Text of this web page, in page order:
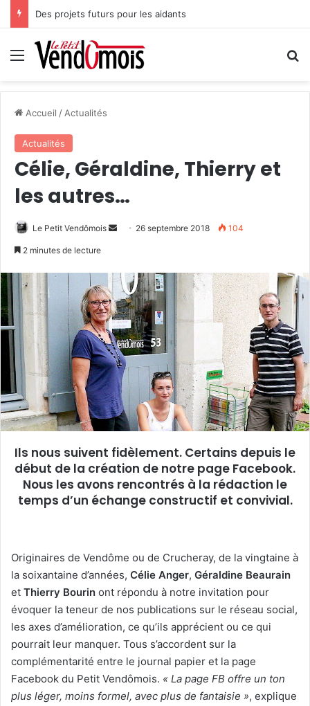
Des projets futurs pour les aidants
Menu
Accueil / Actualités
Actualités
Célie, Géraldine, Thierry et
les autres…
Le Petit Vendômois
o
y
e
r
u
n
c
o
u
r
26 septembre 2018 104
2 minutes de lecture
Ils nous suivent fidèlement. Certains depuis le
début de la création de notre page Facebook.
Nous les avons rencontrés à la rédaction le
temps d’un échange constructif et convivial.
Originaires de Vendôme ou de Crucheray, de la vingtaine à
la soixantaine d’années, Célie Anger, Géraldine Beaurain
et Thierry Bourin ont répondu à notre invitation pour
évoquer la teneur de nos publications sur le réseau social,
les axes d’amélioration, ce qu’ils apprécient ou ce qui
pourrait leur manquer. Tous s’accordent sur la
complémentarité entre le journal papier et la page
Facebook du Petit Vendômois. « La page FB offre un ton
plus léger, moins formel, avec plus de fantaisie », explique